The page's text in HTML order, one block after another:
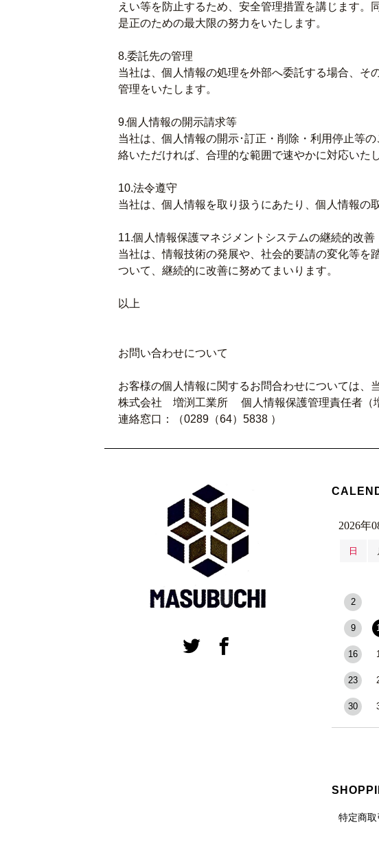
えい等を防止するため、安全管理措置を講じます
是正のための最大限の努力をいたします。
8.委託先の管理
当社は、個人情報の処理を外部へ委託する場合、そ
管理をいたします。
9.個人情報の開示請求等
当社は、個人情報の開示･訂正・削除・利用停止等
絡いただければ、合理的な範囲で速やかに対応いた
10.法令遵守
当社は、個人情報を取り扱うにあたり、個人情報の
11.個人情報保護マネジメントシステムの継続的改善
当社は、情報技術の発展や、社会的要請の変化等を
ついて、継続的に改善に努めてまいります。
以上
お問い合わせについて
お客様の個人情報に関するお問合わせについては、
株式会社 増渕工業所 個人情報保護管理責任者（
連絡窓口：（0289（64）5838 ）
2026年
日
2
9
16
23
30
特定商